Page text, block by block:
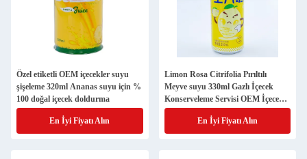
Özel etiketli OEM içecekler suyu
şişeleme 320ml Ananas suyu için %
100 doğal içecek doldurma
En İyi Fiyatı Alın
Limon Rosa Citrifolia Pırıltılı
Meyve suyu 330ml Gazlı İçecek
Konserveleme Servisi OEM İçecek
Özel Etiket
En İyi Fiyatı Alın